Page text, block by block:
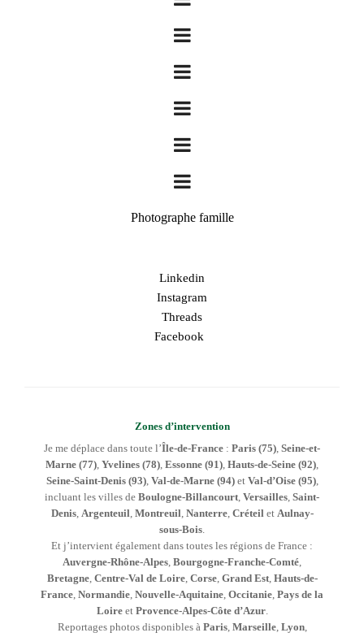
Photographe famille
Linkedin
Instagram
Threads
Facebook
Zones d’intervention
Je me déplace dans toute l’Île-de-France : Paris (75), Seine-et-
Marne (77), Yvelines (78), Essonne (91), Hauts-de-Seine (92),
Seine-Saint-Denis (93), Val-de-Marne (94)et Val-d’Oise (95),
incluant les villes de Boulogne-Billancourt, Versailles, Saint-
Denis, Argenteuil, Montreuil, Nanterre, Créteilet Aulnay-
sous-Bois.
Et j’intervient également dans toutes les régions de France :
Auvergne-Rhône-Alpes, Bourgogne-Franche-Comté,
Bretagne, Centre-Val de Loire, Corse, Grand Est, Hauts-de-
France, Normandie, Nouvelle-Aquitaine, Occitanie, Pays de la
Loireet Provence-Alpes-Côte d’Azur.
Reportages photos disponibles à Paris, Marseille, Lyon,